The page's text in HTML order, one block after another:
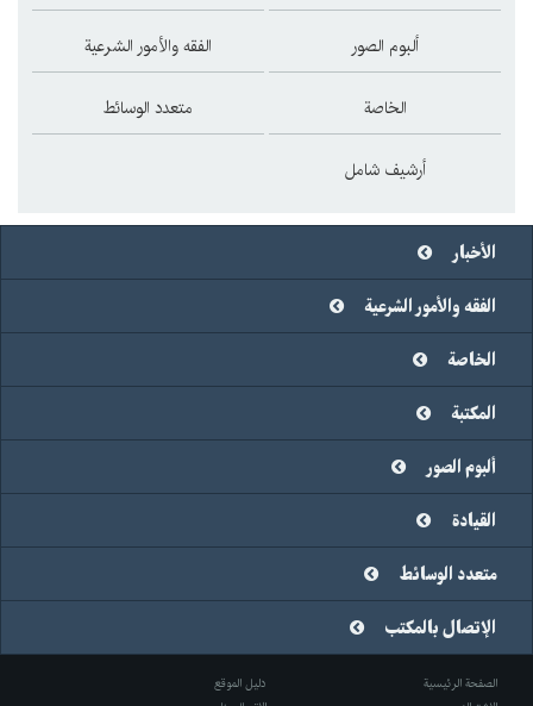
ألبوم الصور الفقه والأمور الشرعية
الخاصة متعدد الوسائط
أرشيف شامل
الأخبار
الفقه والأمور الشرعية
الخاصة
المكتبة
ألبوم الصور
القيادة
متعدد الوسائط
الإتصال بالمكتب
الصفحة الرئيسية
دليل الموقع